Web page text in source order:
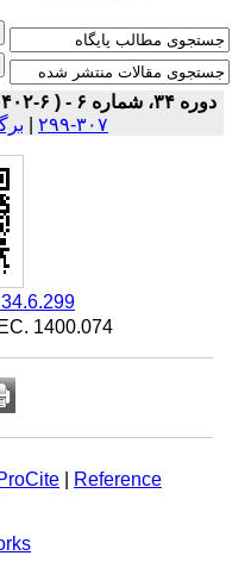
دوره ۳۴، شماره ۶ - ( ۶-۱۴۰۲ )
۳۰۷-۲۹۹
|
1400.074
ProCite |Reference